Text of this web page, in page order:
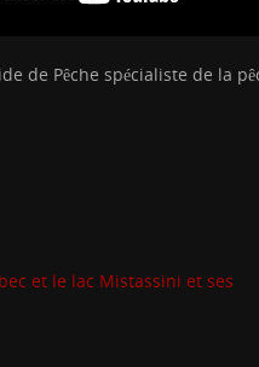
de Pêche spécialiste de
et le lac Mistassini et ses